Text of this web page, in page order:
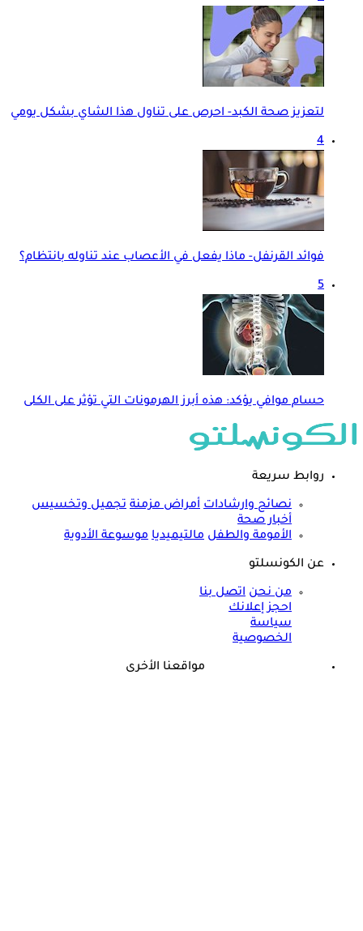
لتعزيز صحة الكبد- احرص على تناول هذا الشاي بشكل يومي
4
فوائد القرنفل- ماذا يفعل في الأعصاب عند تناوله بانتظام؟
5
حسام موافي يؤكد: هذه أبرز الهرمونات التي تؤثر على الكلى
روابط سريعة
نصائح وارشادات أمراض مزمنة تجميل وتخسيس
أخبار صحة
الأمومة والطفل مالتيميديا موسوعة الأدوية
عن الكونسلتو
من نحن اتصل بنا
احجز إعلانك
سياسة
الخصوصية
مواقعنا الأخرى